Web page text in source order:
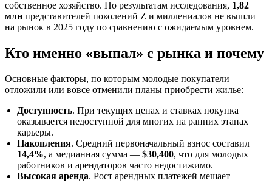
собственное хозяйство. По результатам исследования, 1,82
млн представителей поколений Z и миллениалов не вышли
на рынок в 2025 году по сравнению с ожидаемым уровнем.
Кто именно «выпал» с рынка и почему
Основные факторы, по которым молодые покупатели
отложили или вовсе отменили планы приобрести жилье:
Доступность. При текущих ценах и ставках покупка
оказывается недоступной для многих на ранних этапах
карьеры.
Накопления. Средний первоначальный взнос составил
14,4%, а медианная сумма — $30,400, что для молодых
работников и арендаторов часто недостижимо.
Высокая аренда. Рост арендных платежей мешает